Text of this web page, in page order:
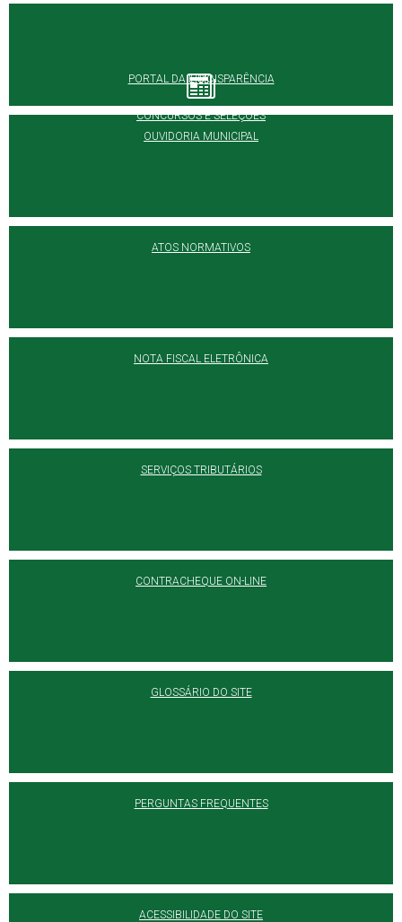
PORTAL DA TRANSPARÊNCIA
CONCURSOS E SELEÇÕES
E-SIC
OUVIDORIA MUNICIPAL
ATOS NORMATIVOS
NOTA FISCAL ELETRÔNICA
SERVIÇOS TRIBUTÁRIOS
CONTRACHEQUE ON-LINE
GLOSSÁRIO DO SITE
PERGUNTAS FREQUENTES
ACESSIBILIDADE DO SITE